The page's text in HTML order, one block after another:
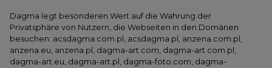
Dagma legt besonderen Wert auf die Wahrung der
Privatsphäre von Nutzern, die Webseiten in den Domänen
besuchen: acsdagma.com.pl, acsdagma.pl, anzena.com.pl,
anzena.eu, anzena.pl, dagma-art.com, dagma-art.com.pl,
dagma-art.eu, dagma-art.pl, dagma-foto.com, dagma-